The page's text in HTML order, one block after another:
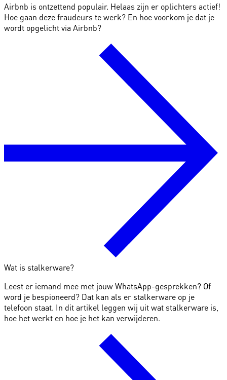
Airbnb is ontzettend populair. Helaas zijn er oplichters actief!
Hoe gaan deze fraudeurs te werk? En hoe voorkom je dat je
wordt opgelicht via Airbnb?
Wat is stalkerware?
Leest er iemand mee met jouw WhatsApp-gesprekken? Of
word je bespioneerd? Dat kan als er stalkerware op je
telefoon staat. In dit artikel leggen wij uit wat stalkerware is,
hoe het werkt en hoe je het kan verwijderen.